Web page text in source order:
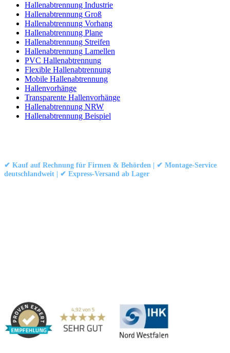
Hallenabtrennung Industrie
Hallenabtrennung Groß
Hallenabtrennung Vorhang
Hallenabtrennung Plane
Hallenabtrennung Streifen
Hallenabtrennung Lamellen
PVC Hallenabtrennung
Flexible Hallenabtrennung
Mobile Hallenabtrennung
Hallenvorhänge
Transparente Hallenvorhänge
Hallenabtrennung NRW
Hallenabtrennung Beispiel
✔ Kauf auf Rechnung für Firmen & Behörden | ✔ Montage-Service
deutschlandweit | ✔ Express-Versand ab Lager